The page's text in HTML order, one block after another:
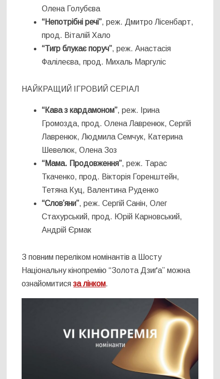
Олена Голубєва
“Непотрібні речі”, реж. Дмитро Лісенбарт,
прод. Віталій Хало
“Тигр блукає поруч”, реж. Анастасія
Фалілеєва, прод. Михаль Маргуліс
НАЙКРАЩИЙ ІГРОВИЙ СЕРІАЛ
“Кава з кардамоном”, реж. Ірина
Громозда, прод. Олена Лавренюк, Сергій
Лавренюк, Людмила Семчук, Катерина
Шевелюк, Олена Зоз
“Мама. Продовження”, реж. Тарас
Ткаченко, прод. Вікторія Горенштейн,
Тетяна Куц, Валентина Руденко
“Слов’яни”, реж. Сергій Санін, Олег
Стахурський, прод. Юрій Карновський,
Андрій Єрмак
З повним переліком номінантів а Шосту
Національну кінопремію “Золота Дзиґа” можна
ознайомитисяза лінком.